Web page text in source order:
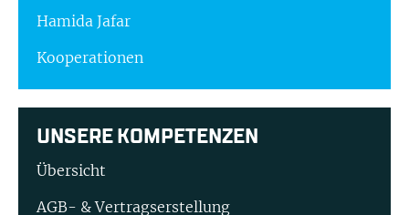
Hamida Jafar
Kooperationen
UNSERE KOMPETENZEN
Übersicht
AGB- & Vertragserstellung